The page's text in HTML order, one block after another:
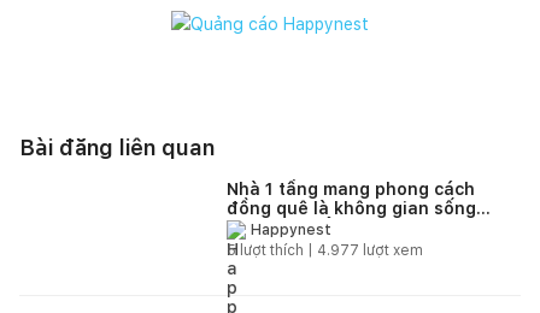
Bài đăng liên quan
Nhà 1 tầng mang phong cách
đồng quê là không gian sống
tuyệt vời để tận hưởng thiên
nhiên yên bình
Happynest
5 lượt thích | 4.977 lượt xem